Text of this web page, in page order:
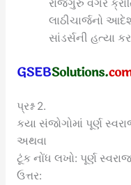
રાજગુરુ વગેરે
લાઠીચાર્જનો
સાંડર્સની હત્યા
પ્રશ્ન 2.
કયા સંજોગોમાં પૂર્ણ
અથવા
ટૂંક નોંધ લખો: પૂર્ણ
ઉત્તર: